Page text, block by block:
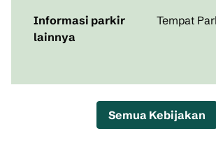
Informasi parkir
lainnya
Tempat
Semua Kebijakan